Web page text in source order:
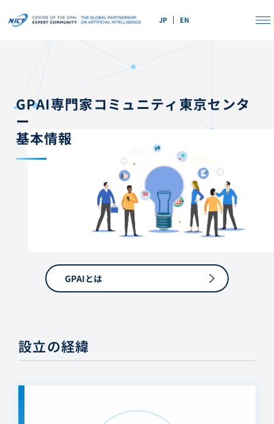
JP EN
GPAI専門家コミュニティ東京センタ
ー
基本情報
GPAIとは
設立の経緯